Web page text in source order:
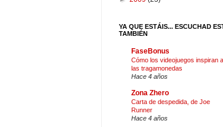
YA QUE ESTÁIS... ESCUCHAD
TAMBIÉN
FaseBonus
Cómo los videojuegos inspiran a
las tragamonedas
Hace 4 años
Zona Zhero
Carta de despedida, de Joe
Runner
Hace 4 años